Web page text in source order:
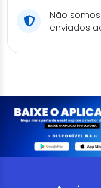
Não
enviados